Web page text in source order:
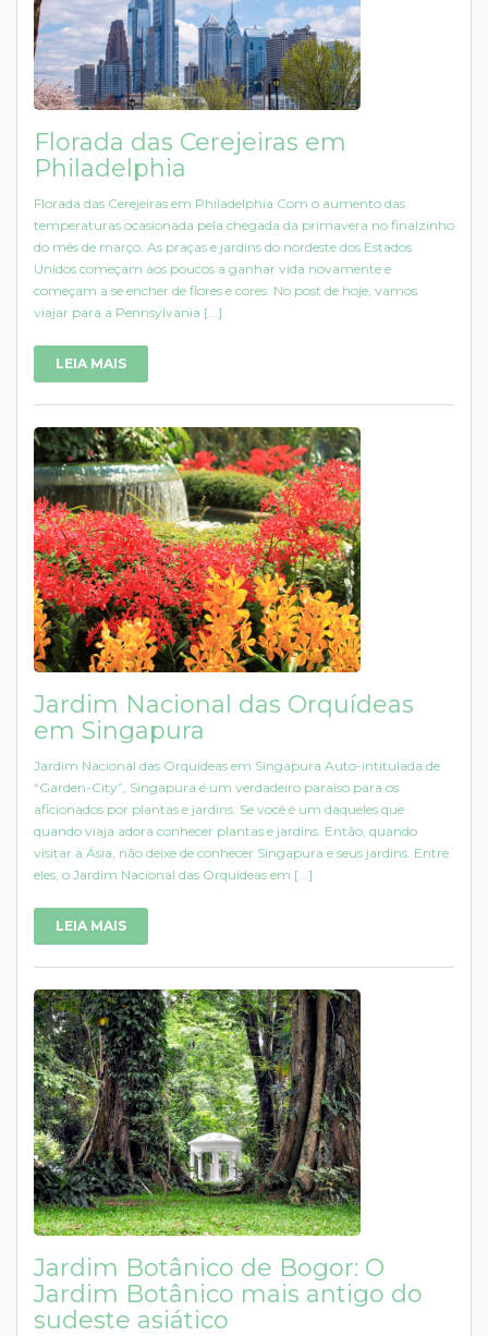
Florada das Cerejeiras em
Philadelphia
Florada das Cerejeiras em Philadelphia Com o aumento das
temperaturas ocasionada pela chegada da primavera no finalzinho
do mês de março. As praças e jardins do nordeste dos Estados
Unidos começam aos poucos a ganhar vida novamente e
começam a se encher de flores e cores. No post de hoje, vamos
viajar para a Pennsylvania [...]
LEIA MAIS
Jardim Nacional das Orquídeas
em Singapura
Jardim Nacional das Orquídeas em Singapura Auto-intitulada de
“Garden-City”, Singapura é um verdadeiro paraíso para os
aficionados por plantas e jardins. Se você é um daqueles que
quando viaja adora conhecer plantas e jardins. Então, quando
visitar a Ásia, não deixe de conhecer Singapura e seus jardins. Entre
eles, o Jardim Nacional das Orquídeas em [...]
LEIA MAIS
Jardim Botânico de Bogor: O
Jardim Botânico mais antigo do
sudeste asiático